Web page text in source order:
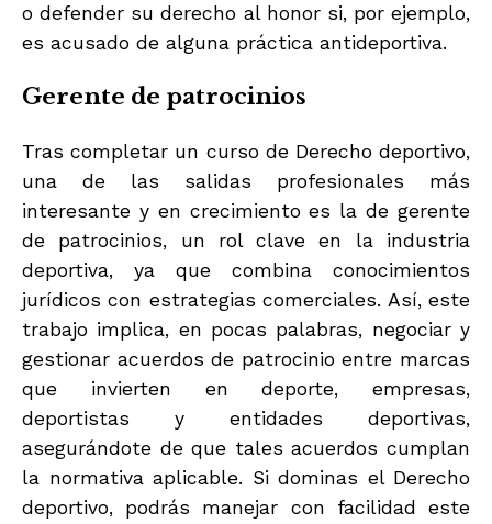
o defender su derecho al honor si, por ejemplo,
es acusado de alguna práctica antideportiva.
Gerente de patrocinios
Tras completar un curso de Derecho deportivo,
una de las salidas profesionales más
interesante y en crecimiento es la de gerente
de patrocinios, un rol clave en la industria
deportiva, ya que combina conocimientos
jurídicos con estrategias comerciales. Así, este
trabajo implica, en pocas palabras, negociar y
gestionar acuerdos de patrocinio entre marcas
que invierten en deporte, empresas,
deportistas y entidades deportivas,
asegurándote de que tales acuerdos cumplan
la normativa aplicable. Si dominas el Derecho
deportivo, podrás manejar con facilidad este